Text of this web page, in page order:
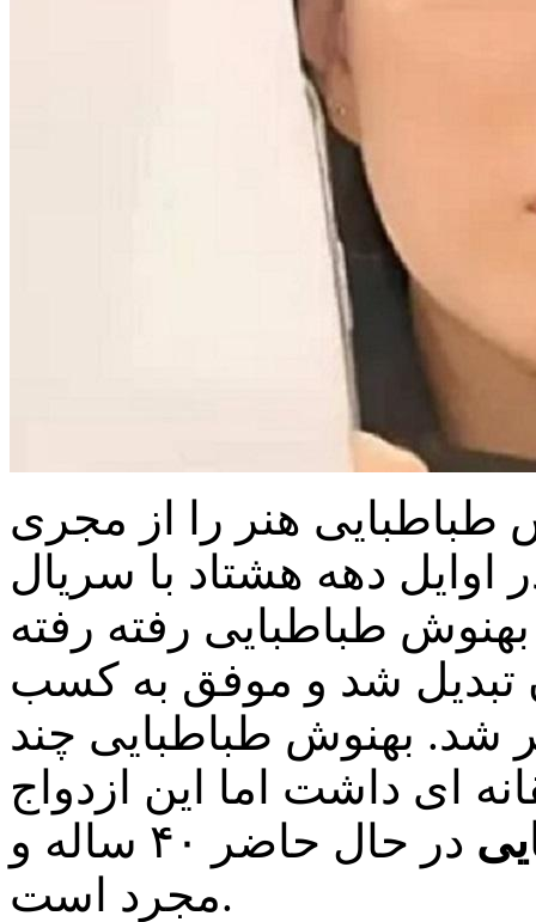
طباطبایی هنر را از مجری
دهه هشتاد با سریال
طباطبایی رفته رفته
تبدیل شد و موفق به کسب
شد. بهنوش طباطبایی چند
ای داشت اما این ازدواج
در حال حاضر ۴۰ ساله و
مجرد است.